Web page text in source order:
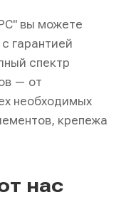
вы можете
гарантией
спектр
— от
необходимых
крепежа
нас